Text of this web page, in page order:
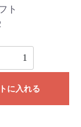
ト
に入れる